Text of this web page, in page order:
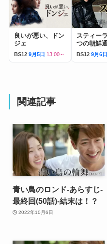
良いが悪い、ドン
ジェ
BS12 9月5日 13:00～
スティー
つの朝鮮
BS12 9月6日
関連記事
青い鳥のロンド-あらすじ-
最終回(50話)-結末は！？
2022年10月6日